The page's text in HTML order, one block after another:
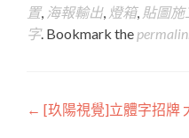
置, 海報輸出, 燈箱, 貼圖施
字. Bookmark the
Post
← [玖陽視覺]立體字招牌